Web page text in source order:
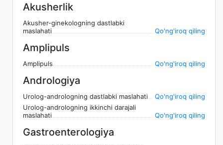
Akusherlik
Akusher-ginekologning dastlabki
maslahati
Qo'ng'iroq qiling
Amplipuls
Amplipuls Qo'ng'iroq qiling
Andrologiya
Urolog-andrologning dastlabki maslahati
Qo'ng'iroq qiling
Urolog-andrologning ikkinchi darajali
maslahati
Qo'ng'iroq qiling
Gastroenterologiya